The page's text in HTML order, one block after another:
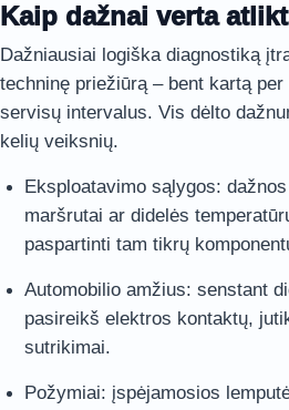
Kaip dažnai verta
Dažniausiai logiška diagnostiką
techninę priežiūrą – bent kartą per
servisų intervalus. Vis dėlto
kelių veiksnių.
Eksploatavimo sąlygos:
maršrutai ar didelės
paspartinti tam tikrų
Automobilio amžius: senstant
pasireikš elektros kontaktų,
sutrikimai.
Požymiai: įspėjamosios